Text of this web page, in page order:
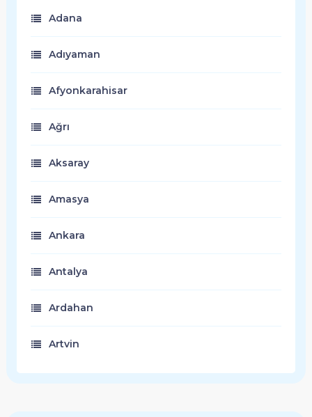
Adana
Adıyaman
Afyonkarahisar
Ağrı
Aksaray
Amasya
Ankara
Antalya
Ardahan
Artvin